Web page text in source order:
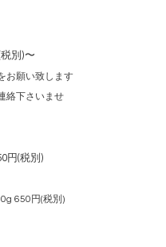
別)〜
お願い致します
絡下さいませ
円(税別)
650円(税別)